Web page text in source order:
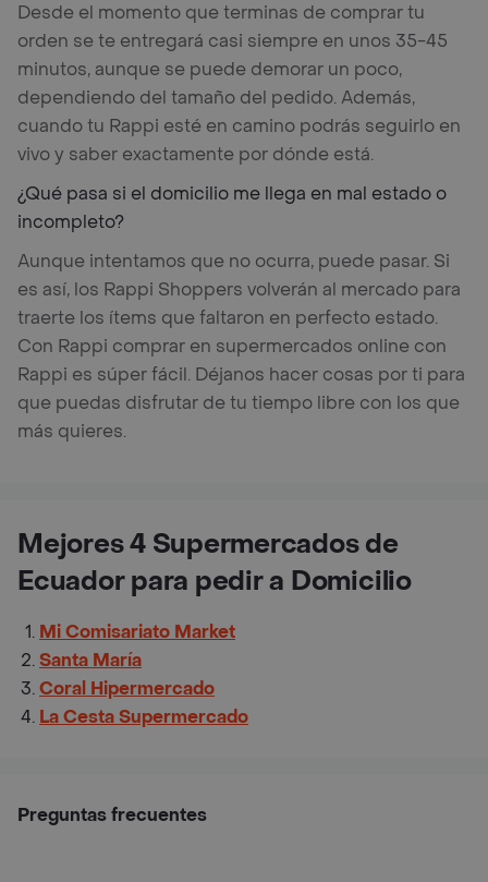
Desde el momento que terminas de comprar tu
orden se te entregará casi siempre en unos 35-45
minutos, aunque se puede demorar un poco,
dependiendo del tamaño del pedido. Además,
cuando tu Rappi esté en camino podrás seguirlo en
vivo y saber exactamente por dónde está.
¿Qué pasa si el domicilio me llega en mal estado o
incompleto?
Aunque intentamos que no ocurra, puede pasar. Si
es así, los Rappi Shoppers volverán al mercado para
traerte los ítems que faltaron en perfecto estado.
Con Rappi comprar en supermercados online con
Rappi es súper fácil. Déjanos hacer cosas por ti para
que puedas disfrutar de tu tiempo libre con los que
más quieres.
Mejores 4 Supermercados de
Ecuador para pedir a Domicilio
Mi Comisariato Market
Santa María
Coral Hipermercado
La Cesta Supermercado
Preguntas frecuentes